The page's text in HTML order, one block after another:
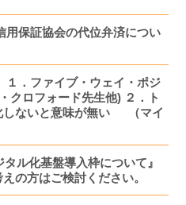
用保証協会の代位弁済につい
１．ファイブ・ウェイ・ポジ
ロフォード先生他) ２．ト
しないと意味が無い （マイ
タル化基盤導入枠について』
の方はご検討ください。